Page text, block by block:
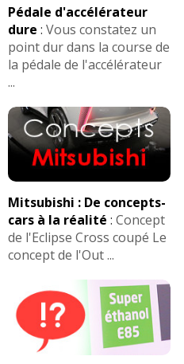
Pédale d'accélérateur
dure : Vous constatez un
point dur dans la course de
la pédale de l'accélérateur
...
Mitsubishi : De concepts-
cars à la réalité : Concept
de l'Eclipse Cross coupé Le
concept de l'Out ...